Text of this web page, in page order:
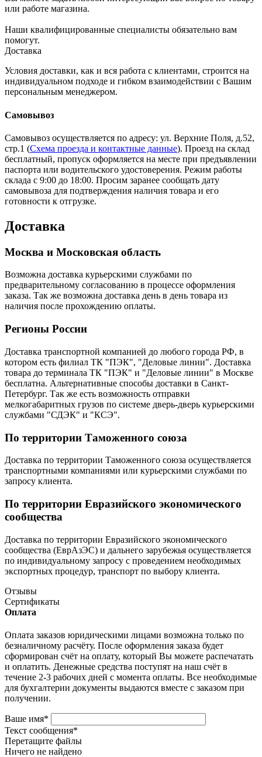
или работе магазина.
Наши квалифицированные специалисты обязательно вам
помогут.
Доставка
Условия доставки, как и вся работа с клиентами, строится на
индивидуальном подходе и гибком взаимодействии с Вашим
персональным менеджером.
Самовывоз
Самовывоз осуществляется по адресу: ул. Верхние Поля, д.52,
стр.1 (Схема проезда и контактные данные). Проезд на склад
бесплатный, пропуск оформляется на месте при предъявлении
паспорта или водительского удостоверения. Режим работы
склада с 9:00 до 18:00. Просим заранее сообщать дату
самовывоза для подтверждения наличия товара и его
готовности к отгрузке.
Доставка
Москва и Московская область
Возможна доставка курьерскими службами по
предварительному согласованию в процессе оформления
заказа. Так же возможна доставка день в день товара из
наличия после прохождению оплаты.
Регионы России
Доставка транспортной компанией до любого города РФ, в
котором есть филиал ТК "ПЭК", "Деловые линии". Доставка
товара до терминала ТК "ПЭК" и "Деловые линии" в Москве
бесплатна. Альтернативные способы доставки в Санкт-
Петербург. Так же есть возможность отправки
мелкогабаритных грузов по системе дверь-дверь курьерскими
службами "СДЭК" и "КСЭ".
По территории Таможенного союза
Доставка по территории Таможенного союза осуществляется
транспортными компаниями или курьерскими службами по
запросу клиента.
По территории Евразийского экономического
сообщества
Доставка по территории Евразийского экономического
сообщества (ЕврАзЭС) и дальнего зарубежья осуществляется
по индивидуальному запросу с проведением необходимых
экспортных процедур, транспорт по выбору клиента.
Отзывы
Сертификаты
Оплата
Оплата заказов юридическими лицами возможна только по
безналичному расчёту. После оформления заказа будет
сформирован счёт на оплату, который Вы можете распечатать
и оплатить. Денежные средства поступят на наш счёт в
течение 2-3 рабочих дней с момента оплаты. Все необходимые
для бухгалтерии документы выдаются вместе с заказом при
получении.
Ваше имя*
Текст сообщения*
Перетащите файлы
Ничего не найдено